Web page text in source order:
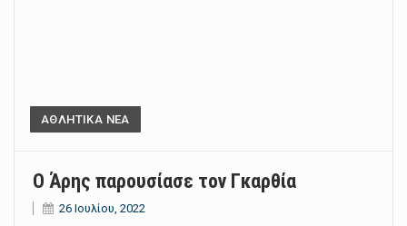
ΑΘΛΗΤΙΚΑ ΝΕΑ
Ο Άρης παρουσίασε τον Γκαρθία
26 Ιουλίου, 2022